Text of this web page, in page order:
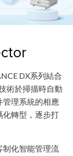
DX系列結合
術於掃描時自動
管理系統的相應
化轉型，逐步打
制化智能管理流